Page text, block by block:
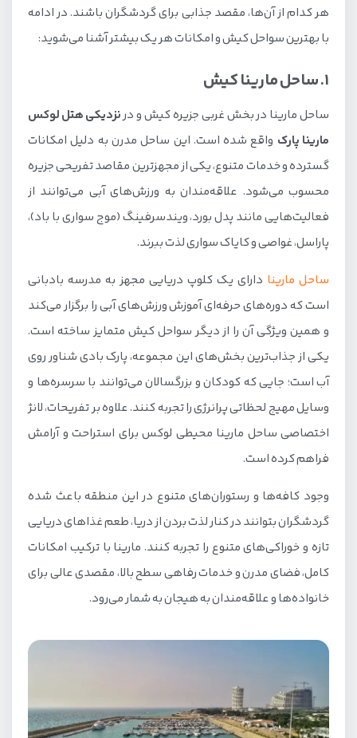
3. ساحل سیمرغ کیش
5. ساحل درختان نارگیل
6. ساحل پلاژ بانوان
7. ساحل پلاژ آقایان
8. ساحل کلبه هور (ساحل صخره‌ای)
9. ساحل مرجان
13. ساحل ماشه کیش
14. ساحل ابراهیم کیش
15. ساحل حریره کیش
16. ساحل جزیره هندورابی کیش
19. پارک ساحلی کیش
تفریحات سواحل کیش
قیمت تفریحات ساحلی کیش
هر کدام از آن‌ها، مقصد جذابی برای گردشگران باشند. در ادامه
با بهترین سواحل کیش و امکانات هر یک بیشتر آشنا می‌شوید:
1. ساحل مارینا کیش
ساحل مارینا در بخش غربی جزیره کیش و درنزدیکی هتل لوکس
مارینا پارک واقع شده است. این ساحل مدرن به دلیل امکانات
گسترده و خدمات متنوع، یکی از مجهزترین مقاصد تفریحی جزیره
محسوب می‌شود. علاقه‌مندان به ورزش‌های آبی می‌توانند از
فعالیت‌هایی مانند پدل بورد، ویندسرفینگ (موج سواری با باد)،
پاراسل، غواصی و کایاک سواری لذت ببرند.
ساحل مارینا دارای یک کلوپ دریایی مجهز به مدرسه بادبانی
است که دوره‌های حرفه‌ای آموزش ورزش‌های آبی را برگزار می‌کند
و همین ویژگی آن را از دیگر سواحل کیش متمایز ساخته است.
یکی از جذاب‌ترین بخش‌های این مجموعه، پارک بادی شناور روی
آب است؛ جایی که کودکان و بزرگسالان می‌توانند با سرسره‌ها و
وسایل مهیج لحظاتی پرانرژی را تجربه کنند. علاوه بر تفریحات، لانژ
اختصاصی ساحل مارینا محیطی لوکس برای استراحت و آرامش
فراهم کرده است.
وجود کافه‌ها و رستوران‌های متنوع در این منطقه باعث شده
گردشگران بتوانند در کنار لذت بردن از دریا، طعم غذاهای دریایی
تازه و خوراکی‌های متنوع را تجربه کنند. مارینا با ترکیب امکانات
کامل، فضای مدرن و خدمات رفاهی سطح بالا، مقصدی عالی برای
خانواده‌ها و علاقه‌مندان به هیجان به شمار می‌رود.